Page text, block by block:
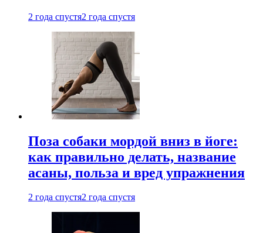
2 года спустя2 года спустя
Поза собаки мордой вниз в йоге:
как правильно делать, название
асаны, польза и вред упражнения
2 года спустя2 года спустя